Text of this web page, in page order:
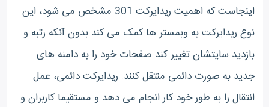
اینجاست که اهمیت ریدایرکت 301 مشخص می شود، این
نوع ریدایرکت به وبمستر ها کمک می کند بدون آنکه رتبه و
بازدید سایتشان تغییر کند صفحات خود را به دامنه های
جدید به صورت دائمی منتقل کنند. ریدایرکت دائمی، عمل
انتقال را به طور خود کار انجام می دهد و مستقیما کاربران و